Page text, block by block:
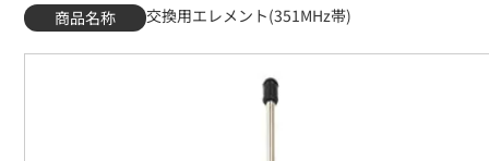
商品名称
交換用エレメント(351MHz帯)